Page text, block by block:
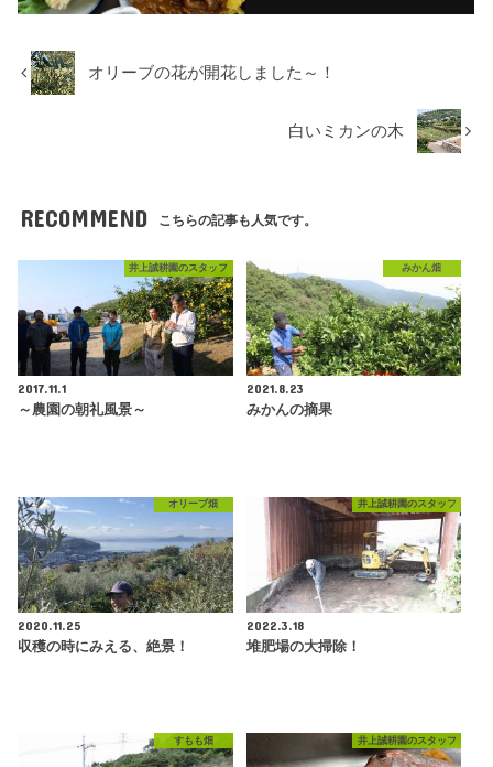
オリーブの花が開花しました～！
白いミカンの木
RECOMMEND こちらの記事も人気です。
井上誠耕園のスタッフ
2017.11.1
～農園の朝礼風景～
みかん畑
2021.8.23
みかんの摘果
オリーブ畑
2020.11.25
収穫の時にみえる、絶景！
井上誠耕園のスタッフ
2022.3.18
堆肥場の大掃除！
すもも畑 井上誠耕園のスタッフ